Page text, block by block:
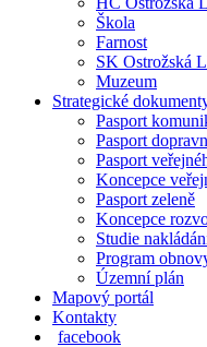
Škola
Farnost
SK Ostrožská
Muzeum
Strategické
Pasport
Pasport
Pasport
Koncepce
Pasport zeleně
Koncepce
Studie
Program
Územní plán
Mapový portál
Kontakty
facebook